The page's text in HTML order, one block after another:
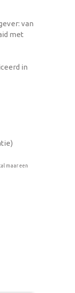
van
met
in
maar een